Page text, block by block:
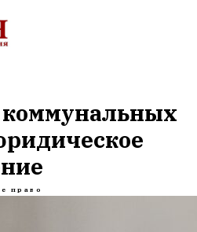
коммунальных
право